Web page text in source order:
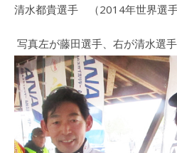
清水都貴選手 （2014年世界選手
写真左が藤田選手、右が清水選手